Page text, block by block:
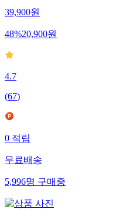
39,900원
48%20,900원
4.7
(67)
0적립
무료배송
5,996명구매중